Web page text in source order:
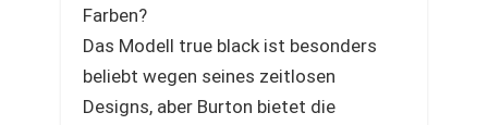
Farben?
Das Modell true black ist besonders
beliebt wegen seines zeitlosen
Designs, aber Burton bietet die